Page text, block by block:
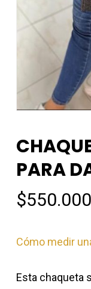
PARA
$550.000
Cómo medir
Esta chaqueta